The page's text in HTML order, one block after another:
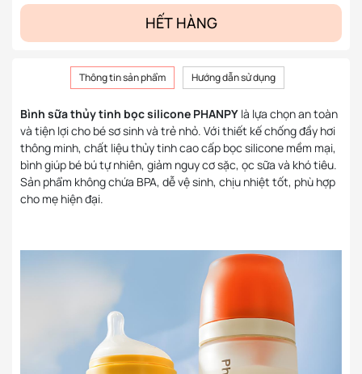
HẾT HÀNG
Thông tin sản phẩm Hướng dẫn sử dụng
Bình sữa thủy tinh bọc silicone PHANPY là lựa chọn an toàn
và tiện lợi cho bé sơ sinh và trẻ nhỏ. Với thiết kế chống đầy hơi
thông minh, chất liệu thủy tinh cao cấp bọc silicone mềm mại,
bình giúp bé bú tự nhiên, giảm nguy cơ sặc, ọc sữa và khó tiêu.
Sản phẩm không chứa BPA, dễ vệ sinh, chịu nhiệt tốt, phù hợp
cho mẹ hiện đại.